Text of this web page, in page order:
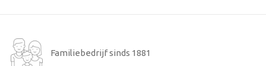
Familiebedrijf sinds 1881